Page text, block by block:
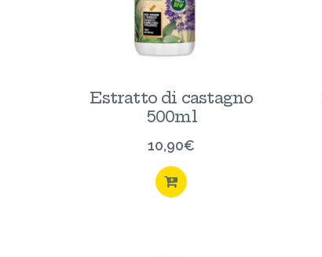
Estratto di castagno
500ml
10,90€